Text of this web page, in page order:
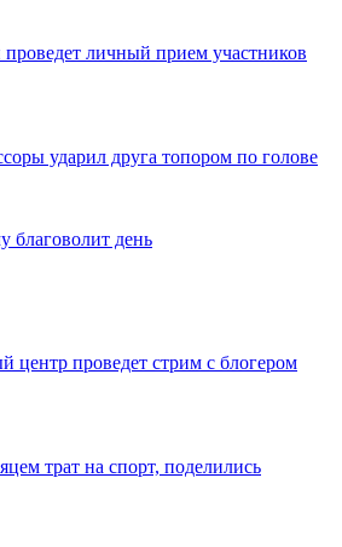
личный прием участников
ударил друга топором по голове
благоволит день
центр проведет стрим с блогером
трат на спорт, поделились